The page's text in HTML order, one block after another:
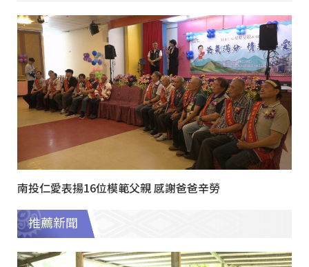
南投仁愛表揚16位模範父親 感謝爸爸辛勞
推薦新聞